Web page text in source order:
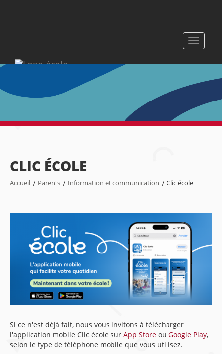
Toggle
CLIC ÉCOLE
Accueil / Parents / Information et communication / Clic école
Si ce n'est déjà fait, nous vous invitons à télécharger
l'application mobile Clic école sur App Store ou Google Play,
selon le type de téléphone mobile que vous utilisez.